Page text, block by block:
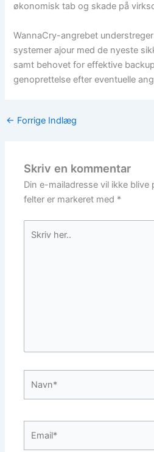
økonomisk tab og skade på
WannaCry-angrebet
systemer ajour med de nyeste
samt behovet for effektive
genoprettelse efter eventuelle
← Forrige Indlæg
Skriv en kommentar
Din e-mailadresse vil ikke blive
felter er markeret med *
her..